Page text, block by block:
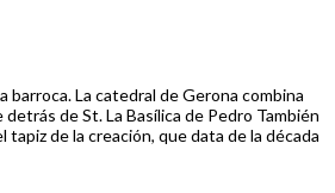
La catedral de Gerona combina
de St. La Basílica de Pedro También
de la creación, que data de la década